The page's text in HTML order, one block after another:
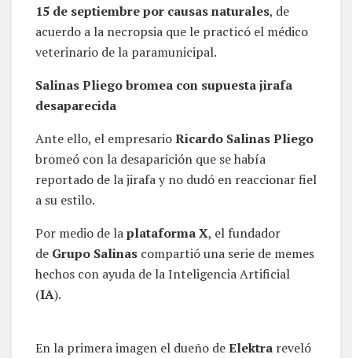
15 de septiembre por causas naturales, de
acuerdo a la necropsia que le practicó el médico
veterinario de la paramunicipal.
Salinas Pliego bromea con supuesta jirafa
desaparecida
Ante ello, el empresarioRicardo Salinas Pliego
bromeó con la desaparición que se había
reportado de la jirafa y no dudó en reaccionar fiel
a su estilo.
Por medio de laplataforma X, el fundador
de Grupo Salinas compartió una serie de memes
hechos con ayuda de la Inteligencia Artificial
(IA).
En la primera imagen el dueño deElektra reveló